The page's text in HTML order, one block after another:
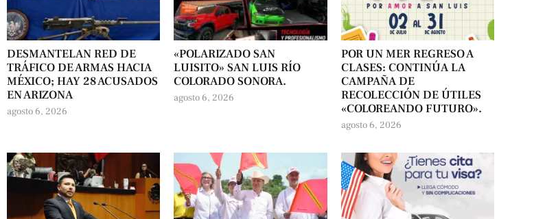
DESMANTELAN RED DE
TRÁFICO DE ARMAS HACIA
MÉXICO; HAY 28 ACUSADOS
EN ARIZONA
agosto 6, 2026
«POLARIZADO SAN
LUISITO» SAN LUIS RÍO
COLORADO SONORA.
agosto 6, 2026
POR UN MER REGRESO A
CLASES: CONTINÚA LA
CAMPAÑA DE
RECOLECCIÓN DE ÚTILES
«COLOREANDO FUTURO».
agosto 6, 2026